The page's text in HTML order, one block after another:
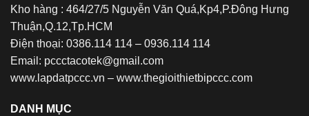
Kho hàng : 464/27/5 Nguyễn Văn Quá,Kp4,P.Đông Hưng
Thuận,Q.12,Tp.HCM
Điện thoại: 0386.114 114 – 0936.114 114
Email: pccctacotek@gmail.com
www.lapdatpccc.vn – www.thegioithietbipccc.com
DANH MỤC